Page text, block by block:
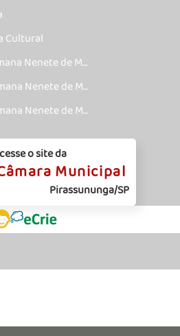
Cultural
Nenete de Mú
Nenete de Mú
Nenete de Mú
o site da
Municipal
Pirassununga/SP